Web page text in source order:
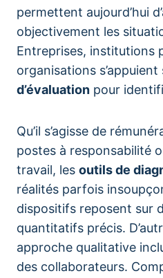
permettent aujourd’hui
objectivement les
Entreprises, institutions
organisations s’appuient
d’évaluation pour
Qu’il s’agisse de
postes à responsabilité
travail, les outils de
réalités parfois
dispositifs reposent sur
quantitatifs précis.
approche qualitative
des collaborateurs.